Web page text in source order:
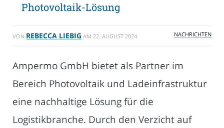
Photovoltaik-Lösung
VON REBECCA LIEBIG AM 22. AUGUST 2024 NACHRICHTEN
Ampermo GmbH bietet als Partner im
Bereich Photovoltaik und Ladeinfrastruktur
eine nachhaltige Lösung für die
Logistikbranche. Durch den Verzicht auf